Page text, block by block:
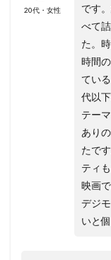
20代・女性
です
べて
た。
時間
てい
代以
テー
あり
たで
ティ
映画
デジ
いと